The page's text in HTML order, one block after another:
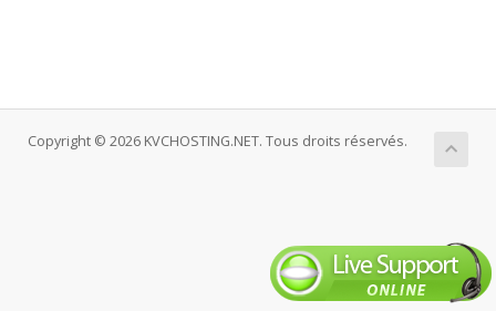
Copyright © 2026 KVCHOSTING.NET. Tous droits réservés.